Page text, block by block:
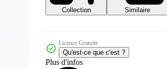
Collection
Similaire
Licence Gratuite
Qu'est-ce que c'est ?
Plus d'infos